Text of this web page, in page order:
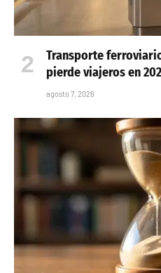
Transporte
pierde viajeros en
agosto 7, 2026